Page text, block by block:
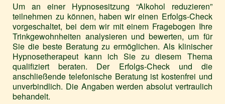
Um an einer Hypnosesitzung “Alkohol reduzieren”
teilnehmen zu können, haben wir einen Erfolgs-Check
vorgeschaltet, bei dem wir mit einem Fragebogen Ihre
Trinkgewohnheiten analysieren und bewerten, um für
Sie die beste Beratung zu ermöglichen. Als klinischer
Hypnosetherapeut kann ich Sie zu diesem Thema
qualifiziert beraten. Der Erfolgs-Check und die
anschließende telefonische Beratung ist kostenfrei und
unverbindlich. Die Angaben werden absolut vertraulich
behandelt.